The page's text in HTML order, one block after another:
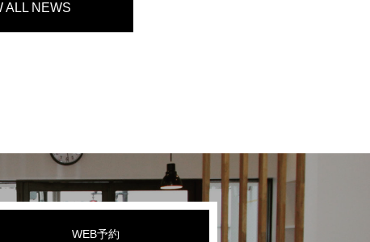
ALL NEWS
WEB予約